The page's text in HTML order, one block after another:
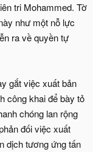
tri Mohammed. Tờ
như một nỗ lực
ra về quyền tự
gắt việc xuất bản
công khai để bày tỏ
chóng lan rộng
đối việc xuất
dịch tương ứng tấn